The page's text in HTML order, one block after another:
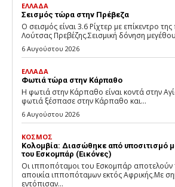
ΕΛΛΑΔΑ
Σεισμός τώρα στην Πρέβεζα
Ο σεισμός είναι 3.6 Ρίχτερ με επίκεντρο
Λούτσας Πρεβέζης.Σεισμική δόνηση
6 Αυγούστου 2026
ΕΛΛΑΔΑ
Φωτιά τώρα στην Κάρπαθο
Η φωτιά στην Κάρπαθο είναι κοντά στην
φωτιά ξέσπασε στην Κάρπαθο και...
6 Αυγούστου 2026
ΚΟΣΜΟΣ
Κολομβία: Διασώθηκε από υποσιτισμό
του Εσκομπάρ (Εικόνες)
Οι ιπποπόταμοι του Εσκομπάρ αποτελούν
αποικία ιπποπόταμων εκτός Αφρικής.Με
εντόπισαν...